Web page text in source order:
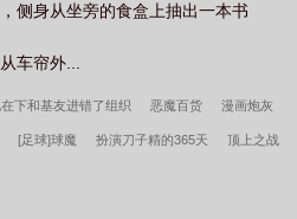
侧身从坐旁的食盒上抽出一本书
车帘外...
下和基友进错了组织 恶魔百货 漫画炮灰
[足球]球魔 扮演刀子精的365天 顶上之战